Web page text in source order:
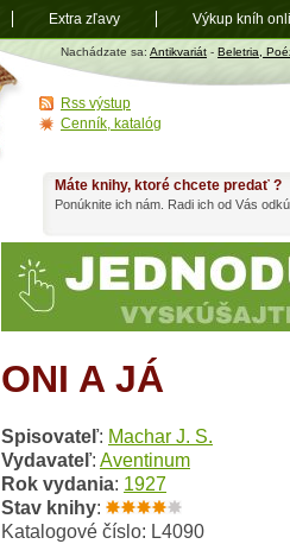
Antikvariát
shop.sk
Nachádzate sa: Antikvariát - Beletria,
ONI A JÁ
Spisovateľ: Machar J. S.
Vydavateľ: Aventinum
Rok vydania: 1927
Stav knihy:
Katalogové číslo: L4090
Máte knihy, ktoré chcete predať ?
Ponúknite ich nám. Radi ich od Vás
Rss výstup
Cenník, katalóg
Extra zľavy Výkup kníh